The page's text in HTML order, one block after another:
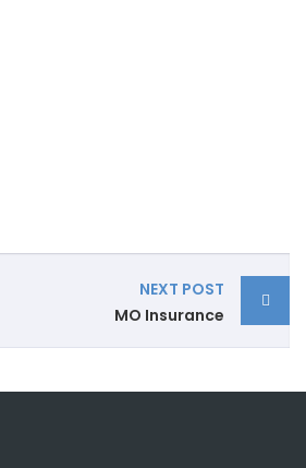
NEXT POST
MO Insurance